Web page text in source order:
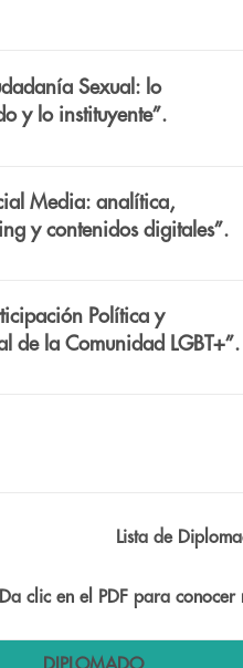
Sexual: lo
y lo instituyente”.
Media: analítica,
y contenidos digitales”.
Política y
de la Comunidad LGBT+”.
Lista de
Da clic en el PDF para